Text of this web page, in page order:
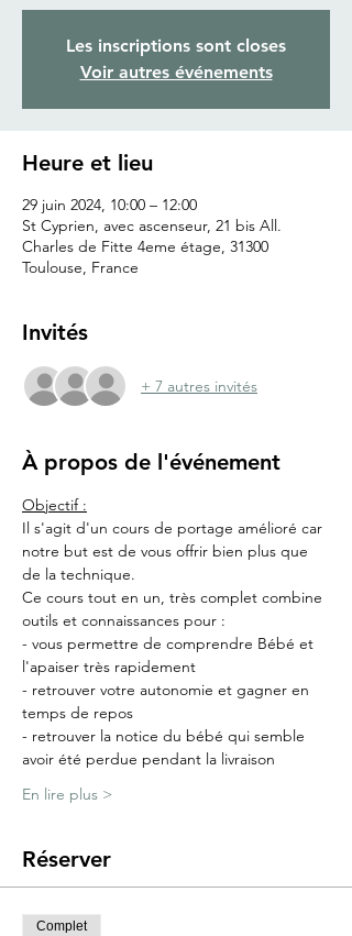
Les inscriptions sont closes
Voir autres événements
Heure et lieu
29 juin 2024, 10:00 – 12:00
St Cyprien, avec ascenseur, 21 bis All.
Charles de Fitte 4eme étage, 31300
Toulouse, France
Invités
+ 7 autres invités
À propos de l'événement
Objectif :
Il s'agit d'un cours de portage amélioré car
notre but est de vous offrir bien plus que
de la technique.
Ce cours tout en un, très complet combine
outils et connaissances pour :
- vous permettre de comprendre Bébé et
l'apaiser très rapidement
- retrouver votre autonomie et gagner en
temps de repos
- retrouver la notice du bébé qui semble
avoir été perdue pendant la livraison
En lire plus >
Réserver
Complet